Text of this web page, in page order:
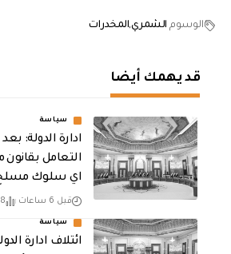
الوسوم الشمريالمخدرات
قد يهمك أيضا
سياسة
التعامل
اي سلوك مسلح
قبل 6 ساعات 18
سياسة
ائتلاف ادارة